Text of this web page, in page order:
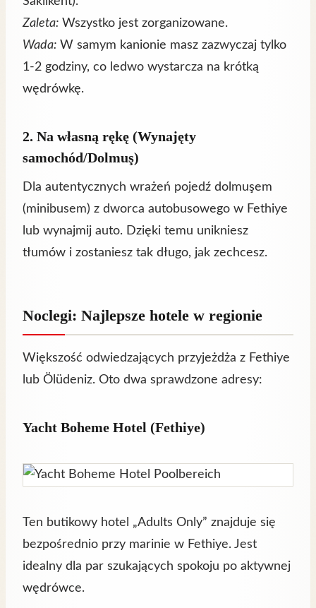
Zaleta: Wszystko jest zorganizowane.
Wada: W samym kanionie masz zazwyczaj tylko
1-2 godziny, co ledwo wystarcza na krótką
wędrówkę.
2. Na własną rękę (Wynajęty
samochód/Dolmuş)
Dla autentycznych wrażeń pojedź dolmuşem
(minibusem) z dworca autobusowego w Fethiye
lub wynajmij auto. Dzięki temu unikniesz
tłumów i zostaniesz tak długo, jak zechcesz.
Noclegi: Najlepsze hotele w regionie
Większość odwiedzających przyjeżdża z Fethiye
lub Ölüdeniz. Oto dwa sprawdzone adresy:
Yacht Boheme Hotel (Fethiye)
Ten butikowy hotel „Adults Only” znajduje się
bezpośrednio przy marinie w Fethiye. Jest
idealny dla par szukających spokoju po aktywnej
wędrówce.